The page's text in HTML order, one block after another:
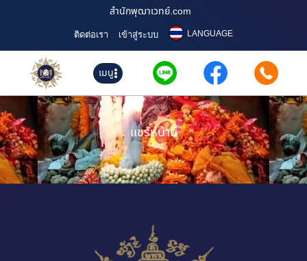
สำนักพุฒาเวทย์.com
ติดต่อเรา เข้าสู่ระบบ LANGUAGE
เมนู
แชร์หน้านี้